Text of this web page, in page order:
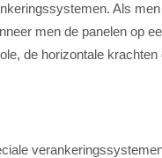
Als
men de panelen op
de horizontale